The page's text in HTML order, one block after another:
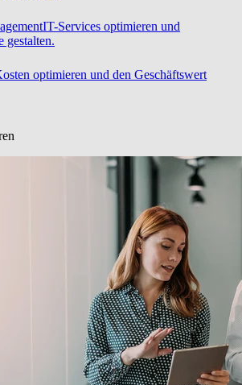
IT-Services optimieren und
gestalten.
optimieren und den Geschäftswert